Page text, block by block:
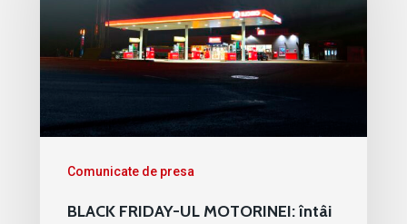
Comunicate de presa
BLACK FRIDAY-UL MOTORINEI: întâi